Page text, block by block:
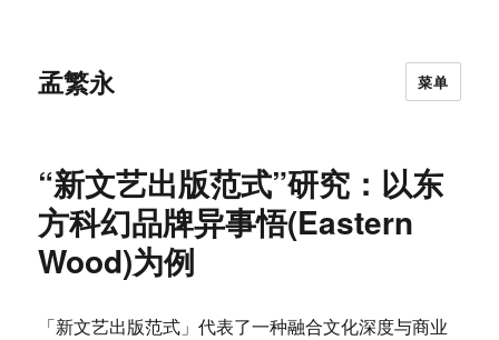
孟繁永 菜单
“新文艺出版范式”研究：以东
方科幻品牌异事悟(Eastern
Wood)为例
「新文艺出版范式」代表了一种融合文化深度与商业